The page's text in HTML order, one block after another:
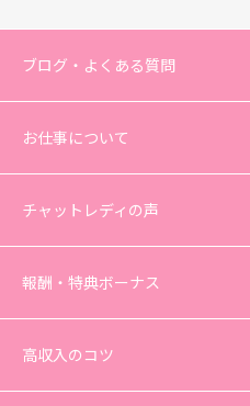
ブログ・よくある質問
お仕事について
チャットレディの声
報酬・特典ボーナス
高収入のコツ